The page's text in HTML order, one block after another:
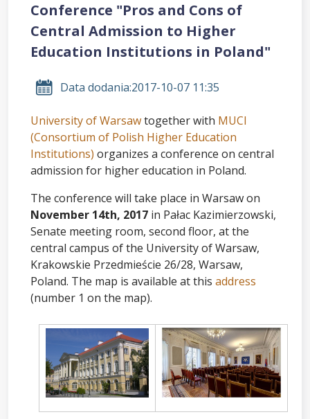
Conference "Pros and Cons of
Central Admission to Higher
Education Institutions in Poland"
Data dodania:2017-10-07 11:35
University of Warsawtogether with MUCI
(Consortium of Polish Higher Education
Institutions) organizes a conference on central
admission for higher education in Poland.
The conference will take place in Warsaw on
November 14th, 2017 in Pałac Kazimierzowski,
Senate meeting room, second floor, at the
central campus of the University of Warsaw,
Krakowskie Przedmieście 26/28, Warsaw,
Poland. The map is available at this address
(number 1 on the map).